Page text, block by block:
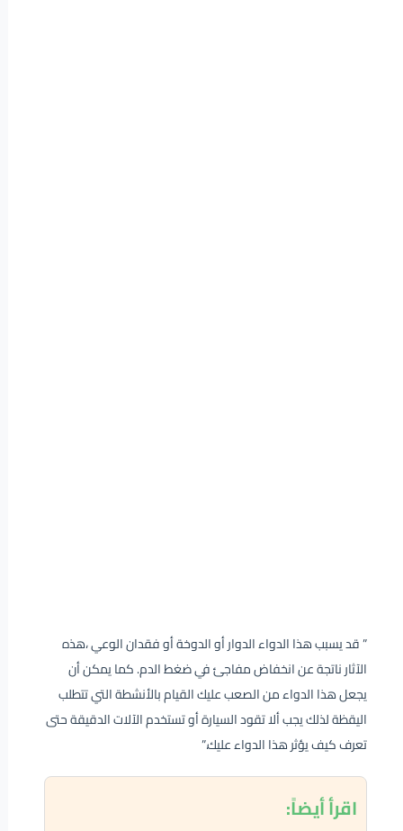
” قد يسبب هذا الدواء الدوار أو الدوخة أو فقدان الوعي ،هذه
الآثار ناتجة عن انخفاض مفاجئ في ضغط الدم. كما يمكن أن
يجعل هذا الدواء من الصعب عليك القيام بالأنشطة التي تتطلب
اليقظة لذلك يجب ألا تقود السيارة أو تستخدم الآلات الدقيقة حتى
تعرف كيف يؤثر هذا الدواء عليك.”
اقرأأيضاً: